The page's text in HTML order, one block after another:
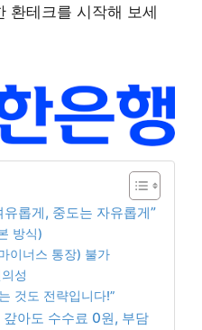
환테크를 시작해 보세
롭게, 중도는 자유롭게”
방식)
이너스 통장) 불가
성
것도 전략입니다!”
아도 수수료 0원, 부담